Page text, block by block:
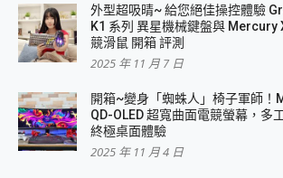
外型超吸晴~ 給您絕佳操控體驗
K1 系列 異星機械鍵盤與 Mercury
競滑鼠 開箱 評測
2025 年 11 月 7 日
開箱~變身「蜘蛛人」椅子軍師！
QD-OLED 超寬曲面電競螢幕，多
終極桌面體驗
2025 年 11 月 4 日